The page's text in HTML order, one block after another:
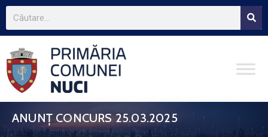
ANUNŢ CONCURS 25.03.2025